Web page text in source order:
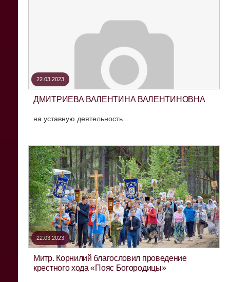
22.03.2023
ДМИТРИЕВА ВАЛЕНТИНА ВАЛЕНТИНОВНА
на уставную деятельность....
22.03.2023
Митр. Корнилий благословил проведение
крестного хода «Пояс Богородицы»